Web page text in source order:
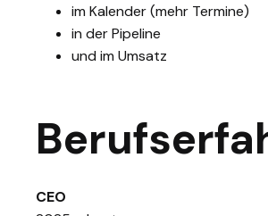
im Kalender (mehr Termine)
in der Pipeline
und im Umsatz
CEO